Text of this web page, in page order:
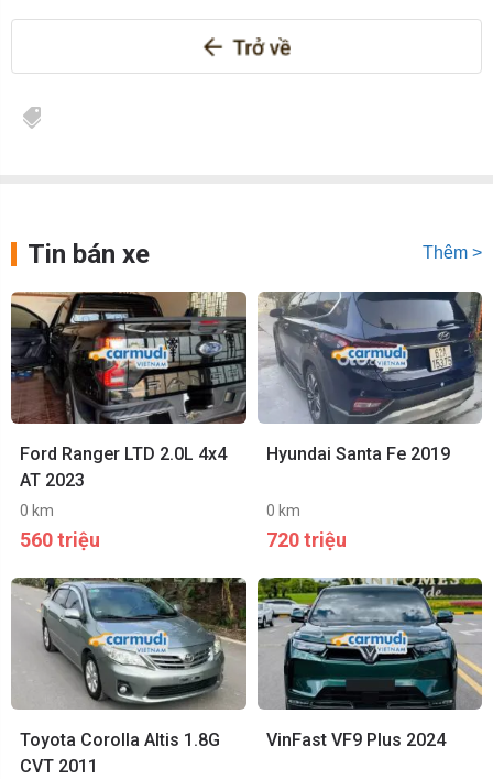
Tin bán xe Thêm >
Ford Ranger LTD 2.0L 4x4
AT 2023
0 km
560 triệu
Hyundai Santa Fe 2019
0 km
720 triệu
Toyota Corolla Altis 1.8G
CVT 2011
VinFast VF9 Plus 2024